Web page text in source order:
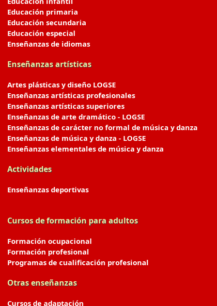
Educación primaria
Educación secundaria
Educación especial
Enseñanzas de idiomas
Enseñanzas artísticas
Artes plásticas y diseño LOGSE
Enseñanzas artísticas profesionales
Enseñanzas artísticas superiores
Enseñanzas de arte dramático - LOGSE
Enseñanzas de carácter no formal de música y danza
Enseñanzas de música y danza - LOGSE
Enseñanzas elementales de música y danza
Actividades
Enseñanzas deportivas
Cursos de formación para adultos
Formación ocupacional
Formación profesional
Programas de cualificación profesional
Otras enseñanzas
Cursos de adaptación